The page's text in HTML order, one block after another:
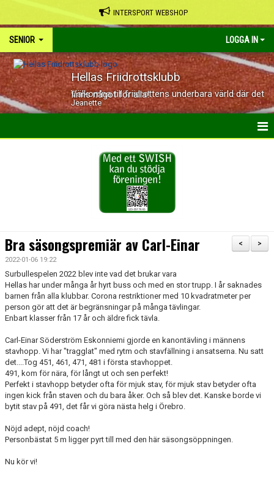
INTERSPORT WEBSHOP
SENIOR LOGGA IN
Hellas Friidrottsklubb
Välkomna till friidrottens underbara värld där det finns något för alla!
Jeanette
DOKUMENT
KONTAKT
>
<
Bra säsongspremiär av Carl-Einar
2022-01-06 19:22
Surbullespelen 2022 blev inte vad det brukar vara
Hellas har under många år hyrt buss och med en stor trupp. I år saknades
barnen från alla klubbar. Corona restriktioner med 10 kvadratmeter per
person gör att det är begränsningar på många tävlingar.
Enbart klasser från 17 år och äldre fick tävla.
Carl-Einar Söderström Eskonniemi gjorde en kanontävling i männens
stavhopp. Vi har "tragglat" med rytm och stavfällning i ansatserna. Nu satt
det....Tog 451, 461, 471, 481 i första stavhoppet.
491, kom för nära, för långt ut och sen perfekt!
Perfekt i stavhopp betyder ofta för mjuk stav, för mjuk stav betyder ofta
ingen kick från staven och du bara åker. Och så blev det. Kanske borde vi
bytit stav på 491, det får vi göra nästa helg i Örebro.
Nöjd adept, nöjd coach!
Personbästat 5 m ligger pyrt till med den här säsongsöppningen.
Nu kör vi!